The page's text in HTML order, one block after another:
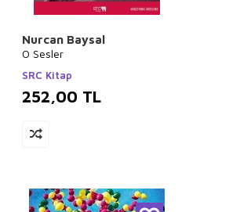
Nurcan Baysal
O Sesler
SRC Kitap
252,00 TL